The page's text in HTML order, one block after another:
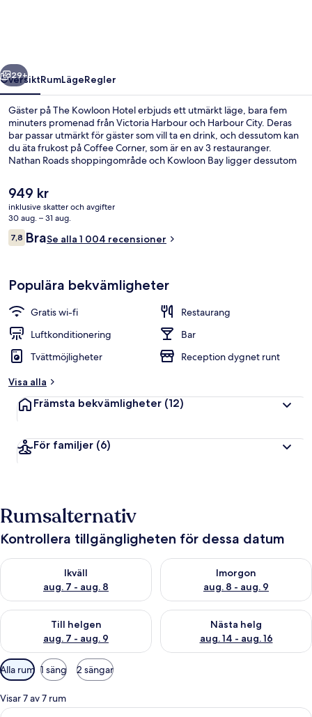
Nästa
29+
ÖversiktRumLägeRegler
Gäster på The Kowloon Hotel erbjuds ett utmärkt läge, bara fem
minuters promenad från Victoria Harbour och Harbour City. Deras
bar passar utmärkt för gäster som vill ta en drink, och dessutom kan
du äta frukost på Coffee Corner, som är en av 3 restauranger.
Nathan Roads shoppingområde och Kowloon Bay ligger dessutom
hjälpsamma personalen och läget.
Det
nuvarande
priset
är
949 kr
949 kr
inklusive skatter och avgifter
30 aug. – 31 aug.
Recensioner
7,87,8 av 10,
BraSe alla 1 004 recensioner
Populära bekvämligheter
Gratis wi-fi
Restaurang
Luftkonditionering
Bar
Tvättmöjligheter
Reception dygnet runt
Visa alla
Främsta bekvämligheter (12)
För familjer (6)
Rumsalternativ
Kontrollera tillgängligheten för dessa datum
Ikväll
aug. 7 - aug. 8
Kontrollera tillgängligheten för ikväll aug. 7 - aug. 8
Imorgon
aug. 8 - aug. 9
Kontrollera tillgängligheten
Till helgen
aug. 7 - aug. 9
Kontrollera tillgängligheten för den här helgen aug. 7 - aug. 9
Nästa helg
aug. 14 - aug. 16
Kontrollera tillgängligheten
Tillgängliga
filter
för
rum
Alla rum 1 säng 2 sängar
Visar 7 av 7 rum